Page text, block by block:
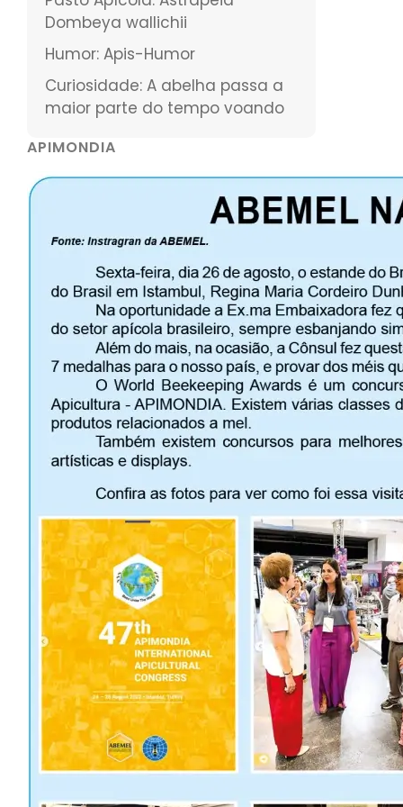
Dombeya wallichii
Humor: Apis-Humor
Curiosidade: A abelha passa a
maior parte do tempo voando
APIMONDIA